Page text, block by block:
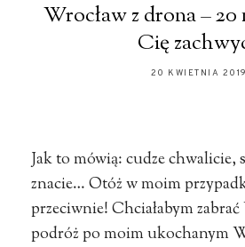
Wrocław z drona –
Cię
20 KWIETNIA 2019
Jak to mówią: cudze chwalicie,
znacie… Otóż w moim
przeciwnie! Chciałabym
podróż po moim ukochanym